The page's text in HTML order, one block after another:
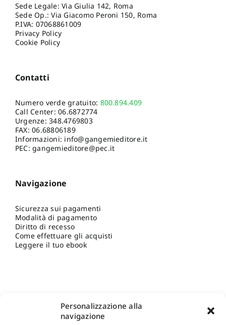
Personalizzazione alla
navigazione
Sede Legale: Via Giulia 142, Roma
Sede Op.: Via Giacomo Peroni 150, Roma
P.IVA: 07068861009
Privacy Policy
Cookie Policy
Contatti
Numero verde gratuito: 800.894.409
Call Center:06.6872774
Urgenze:348.4769803
FAX: 06.68806189
Informazioni: info@gangemieditore.it
PEC: gangemieditore@pec.it
Navigazione
Sicurezza sui pagamenti
Modalità di pagamento
Diritto di recesso
Come effettuare gli acquisti
Leggere il tuo ebook